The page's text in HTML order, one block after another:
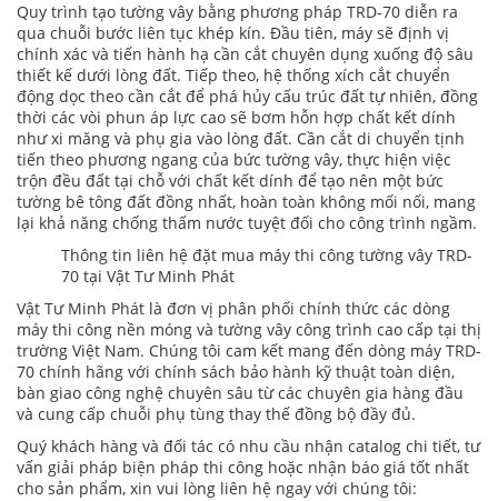
Quy trình tạo tường vây bằng phương pháp TRD-70 diễn ra
qua chuỗi bước liên tục khép kín. Đầu tiên, máy sẽ định vị
chính xác và tiến hành hạ cần cắt chuyên dụng xuống độ sâu
thiết kế dưới lòng đất. Tiếp theo, hệ thống xích cắt chuyển
động dọc theo cần cắt để phá hủy cấu trúc đất tự nhiên, đồng
thời các vòi phun áp lực cao sẽ bơm hỗn hợp chất kết dính
như xi măng và phụ gia vào lòng đất. Cần cắt di chuyển tịnh
tiến theo phương ngang của bức tường vây, thực hiện việc
trộn đều đất tại chỗ với chất kết dính để tạo nên một bức
tường bê tông đất đồng nhất, hoàn toàn không mối nối, mang
lại khả năng chống thấm nước tuyệt đối cho công trình ngầm.
Thông tin liên hệ đặt mua máy thi công tường vây TRD-
70 tại Vật Tư Minh Phát
Vật Tư Minh Phát là đơn vị phân phối chính thức các dòng
máy thi công nền móng và tường vây công trình cao cấp tại thị
trường Việt Nam. Chúng tôi cam kết mang đến dòng máy TRD-
70 chính hãng với chính sách bảo hành kỹ thuật toàn diện,
bàn giao công nghệ chuyên sâu từ các chuyên gia hàng đầu
và cung cấp chuỗi phụ tùng thay thế đồng bộ đầy đủ.
Quý khách hàng và đối tác có nhu cầu nhận catalog chi tiết, tư
vấn giải pháp biện pháp thi công hoặc nhận báo giá tốt nhất
cho sản phẩm, xin vui lòng liên hệ ngay với chúng tôi: